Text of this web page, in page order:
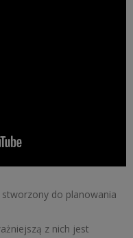
stworzony do planowania
z nich jest